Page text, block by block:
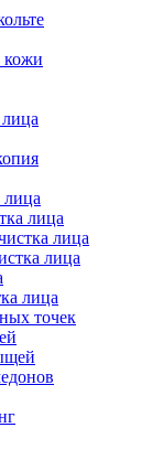
кожи
лица
лица
лица
лица
лица
точек